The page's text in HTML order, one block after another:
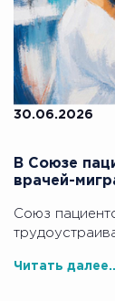
30.06.2026
В Союзе
врачей-
Союз
Читать